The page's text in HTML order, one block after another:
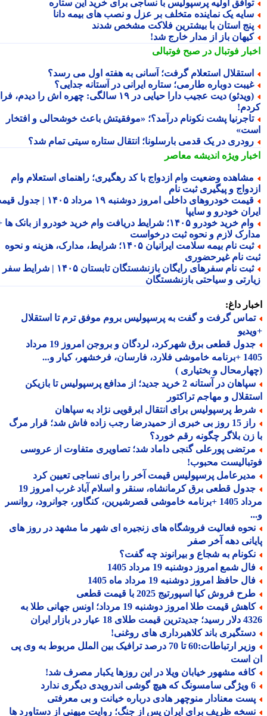
اولیه پرسپولیس با نساجی برای خرید این ستاره
یک نماینده متخلف بر عزل و نصب های بیمه دانا
استان با بیشترین فلاکت مشخص شدند
باز از مدار خارج شد!
فوتبال در صبح فوتبالی
استعلام گرفت؛ آسانی به هفته اول می رسد؟
دوباره طارمی؛ ستاره ایرانی در آستانه جدایی؟
(ویدئو) دیت عجیب دارا حیایی در ۱۹ سالگی: چهره اش را دیدم، فرار
پشت نکونام درآمد؟؛ «موفقیتش باعث خوشحالی و افتخار
در یک قدمی بارسلونا؛ انتقال ستاره سیتی تمام شد؟
ویژهاندیشه معاصر
وضعیت وام ازدواج با کد رهگیری؛ راهنمای استعلام وام
و پیگیری ثبت نام
قیمت خودروهای داخلی امروز دوشنبه ۱۹ مرداد ۱۴۰۵ | جدول قیمت
خودرو و سایپا
وام خرید خودرو ۱۴۰۵؛ شرایط دریافت وام خرید خودرو از بانک ها +
لازم و نحوه ثبت درخواست
ثبت نام بیمه سلامت ایرانیان ۱۴۰۵؛ شرایط، مدارک، هزینه و نحوه
نام غیرحضوری
ثبت نام سفرهای رایگان بازنشستگان تابستان ۱۴۰۵ | شرایط سفر
و سیاحتی بازنشستگان
داغ:
گرفت و گفت به پرسپولیس بروم موفق ترم تا استقلال
جدول قطعی برق شهرکرد، لردگان و بروجن امروز 19 مرداد
1405 +برنامه خاموشی فلارد، فارسان، فرخشهر، کیار و...
و بختیاری )
سپاهان در آستانه 2 خرید جدید؛ از مدافع پرسپولیس تا بازیکن
و مهاجم تراکتور
پرسپولیس برای انتقال ابرقویی نژاد به سپاهان
راز 15 روز بی خبری از حمیدرضا رجب زاده فاش شد؛ قرار مرگ
زن بلاگر چگونه رقم خورد؟
پورعلی گنجی داماد شد؛ تصاویری متفاوت از عروسی
محبوب!
پرسپولیس قیمت آخر را برای نساجی تعیین کرد
جدول قطعی برق کرمانشاه، سنقر و اسلام آباد غرب امروز 19
مرداد 1405 +برنامه خاموشی قصرشیرین، کنگاور، جوانرود، روانسر
فعالیت فروشگاه های زنجیره ای شهر ما مشهد در روز های
دهه آخر صفر
به شجاع و بیرانوند چه گفت؟
شمع امروز دوشنبه 19 مرداد 1405
حافظ امروز دوشنبه 19 مرداد ماه 1405
فروش کیا اسپورتیج 2025 با قیمت قطعی
کاهش قیمت طلا امروز دوشنبه 19 مرداد؛ اونس جهانی طلا به
18 عیار در بازار ایران
باند کلاهبرداری های روغنی!
وزیر ارتباطات:60 تا 70 درصد ترافیک بین الملل مربوط به وی پی
است
مشهور خیابان ویلا در این روزها یکبار مصرف شد!
معنادار منوچهر هادی درباره خیانت و بی معرفتی
ظریف برای ایران پس از جنگ؛ روایت میهنی از دستاورد ها